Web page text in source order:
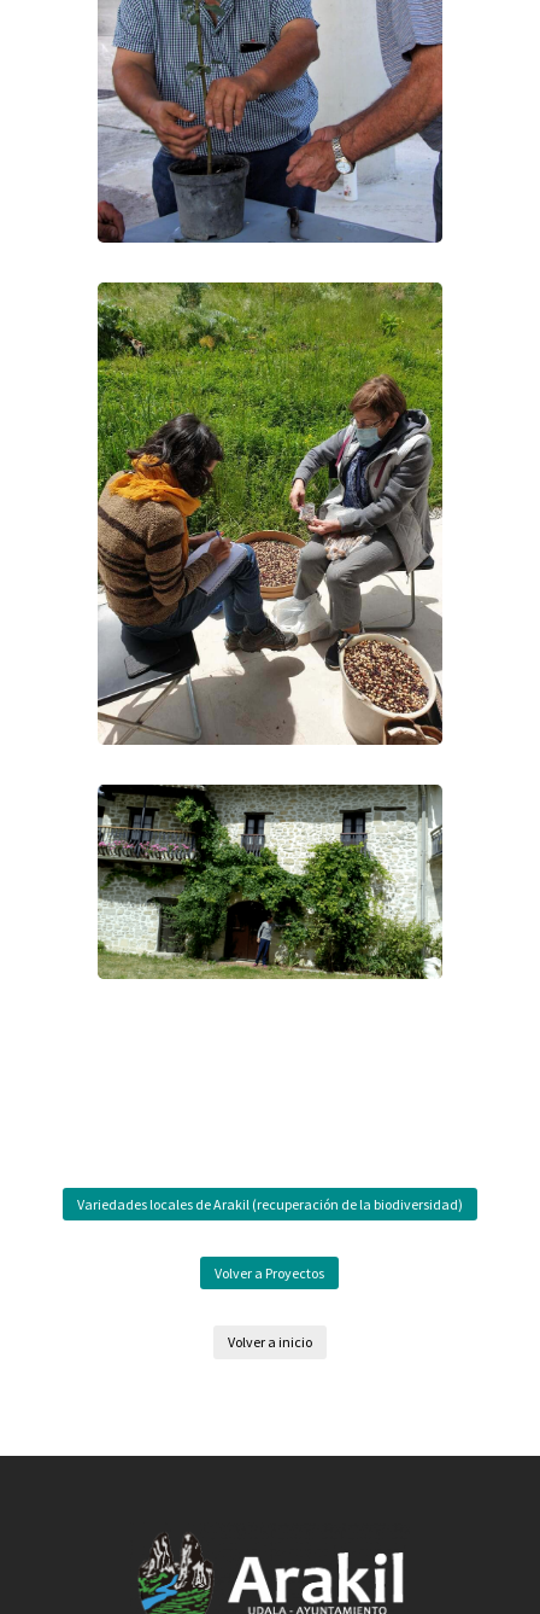
Variedades locales de Arakil (recuperación de la biodiversidad)
Volver a Proyectos
Volver a inicio